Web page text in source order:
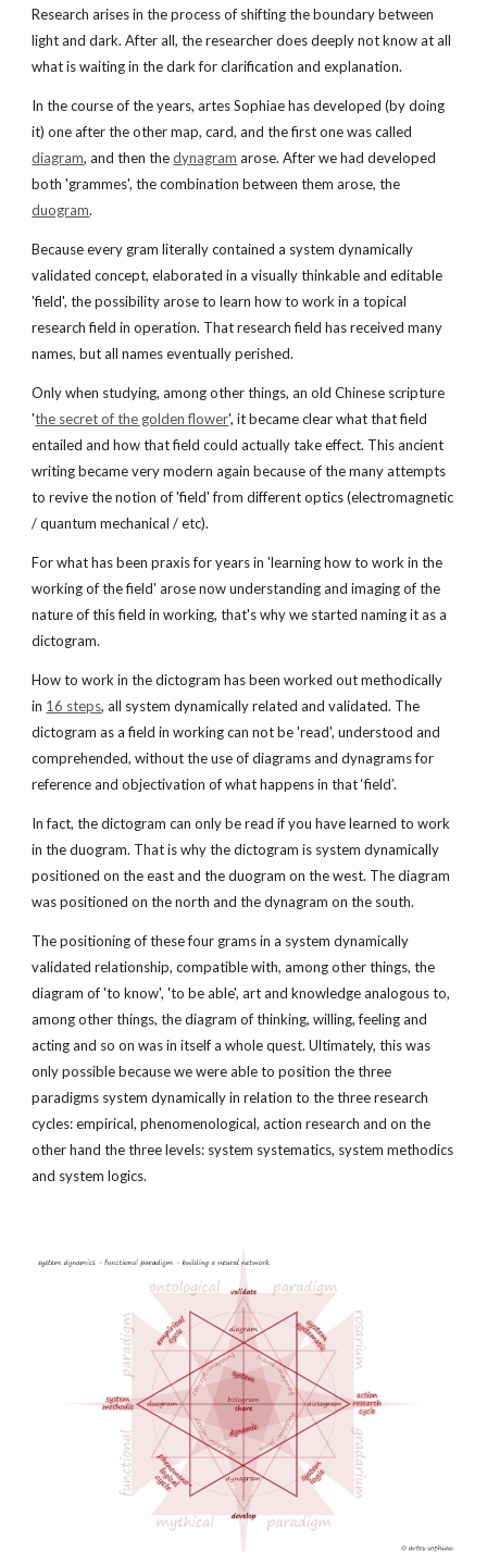
Research arises in the process of shifting the boundary between
light and dark. After all, the researcher does deeply not know at all
what is waiting in the dark for clarification and explanation.
In the course of the years, artes Sophiae has developed (by doing
it) one after the other map, card, and the first one was called
diagram, and then the dynagram arose. After we had developed
both 'grammes', the combination between them arose, the
duogram.
Because every gram literally contained a system dynamically
validated concept, elaborated in a visually thinkable and editable
'field', the possibility arose to learn how to work in a topical
research field in operation. That research field has received many
names, but all names eventually perished.
Only when studying, among other things, an old Chinese scripture
'the secret of the golden flower', it became clear what that field
entailed and how that field could actually take effect. This ancient
writing became very modern again because of the many attempts
to revive the notion of 'field' from different optics (electromagnetic
/ quantum mechanical / etc).
For what has been praxis for years in 'learning how to work in the
working of the field' arose now understanding and imaging of the
nature of this field in working, that's why we started naming it as a
dictogram.
How to work in the dictogram has been worked out methodically
in 16 steps, all system dynamically related and validated. The
dictogram as a field in working can not be 'read', understood and
comprehended, without the use of diagrams and dynagrams for
reference and objectivation of what happens in that ‘field’.
In fact, the dictogram can only be read if you have learned to work
in the duogram. That is why the dictogram is system dynamically
positioned on the east and the duogram on the west. The diagram
was positioned on the north and the dynagram on the south.
The positioning of these four grams in a system dynamically
validated relationship, compatible with, among other things, the
diagram of 'to know', 'to be able', art and knowledge analogous to,
among other things, the diagram of thinking, willing, feeling and
acting and so on was in itself a whole quest. Ultimately, this was
only possible because we were able to position the three
paradigms system dynamically in relation to the three research
cycles: empirical, phenomenological, action research and on the
other hand the three levels: system systematics, system methodics
and system logics.